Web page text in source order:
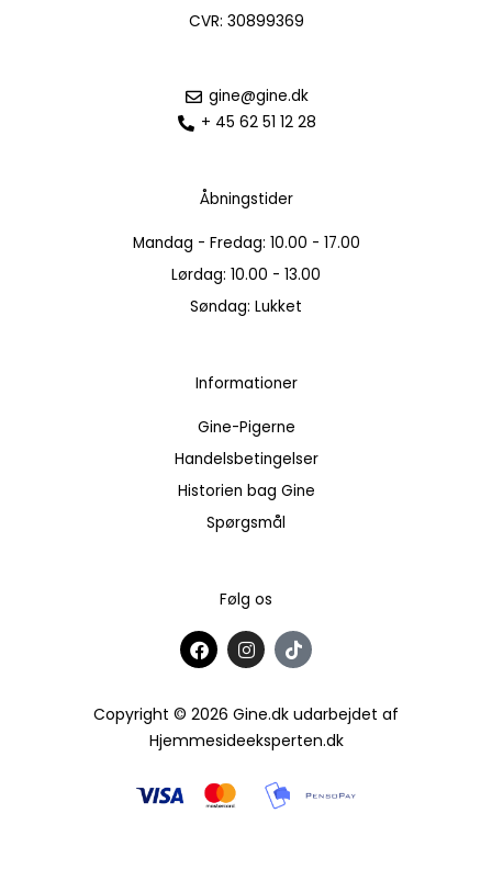
CVR: 30899369
gine@gine.dk
+ 45 62 51 12 28
Åbningstider
Mandag - Fredag: 10.00 - 17.00
Lørdag: 10.00 - 13.00
Søndag: Lukket
Informationer
Gine-Pigerne
Handelsbetingelser
Historien bag Gine
Spørgsmål
Følg os
F
a
c
b
o
o
I
n
s
a
g
r
T
i
k
o
k
Copyright © 2026 Gine.dk udarbejdet af
Hjemmesideeksperten.dk